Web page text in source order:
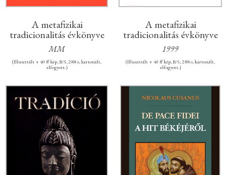
A metafizikai
tradicionalitás évkönyve
MM
(Illusztrált + 40 ff kép, B/5, 288 o, kartonált,
elfogyott.)
A metafizikai
tradicionalitás évkönyve
1999
(Illusztrált + 40 ff kép, B/5, 288 o, kartonált,
elfogyott.)